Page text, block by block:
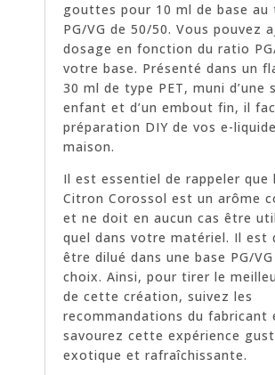
gouttes pour 10 ml de base au
PG/VG de 50/50. Vous pouvez
dosage en fonction du ratio
votre base. Présenté dans un
30 ml de type PET, muni d’une
enfant et d’un embout fin, il
préparation DIY de vos e-
maison.
Il est essentiel de rappeler que
Citron Corossol est un arôme
et ne doit en aucun cas être
quel dans votre matériel. Il est
être dilué dans une base PG/
choix. Ainsi, pour tirer le
de cette création, suivez les
recommandations du fabricant
savourez cette expérience
exotique et rafraîchissante.